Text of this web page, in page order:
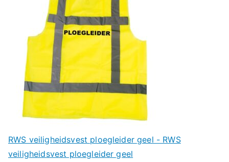
RWS veiligheidsvest ploegleider geel - RWS
veiligheidsvest ploegleider geel